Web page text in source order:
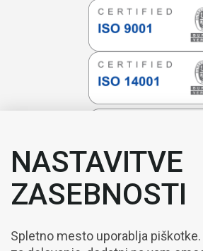
NASTAVITVE
ZASEBNOSTI
Spletno mesto uporablja